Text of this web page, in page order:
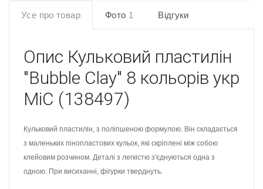
Усе про товар Фото 1 Відгуки
Опис Кульковий пластилін
"Bubble Clay" 8 кольорів укр
MiC (138497)
Кульковий пластилін, з поліпшеною формулою. Він складається
з маленьких пінопластових кульок, які скріплені між собою
клейовим розчином. Деталі з легкістю з'єднуються одна з
одною. При висиханні, фігурки тверднуть.